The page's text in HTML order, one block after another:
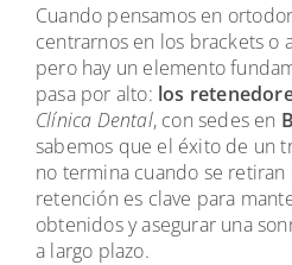
Cuando pensamos en
centrarnos en los brackets o
pero hay un elemento
pasa por alto: los
Clínica Dental, con sedes en
sabemos que el éxito de un
no termina cuando se retiran
retención es clave para
obtenidos y asegurar una
a largo plazo.